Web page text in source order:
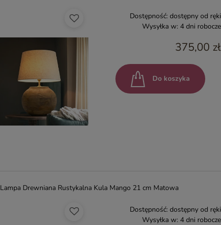
Dostępność: dostępny od ręki
Wysyłka w: 4 dni robocze
375,00 zł
Do koszyka
Lampa Drewniana Rustykalna Kula Mango 21 cm Matowa
Dostępność: dostępny od ręki
Wysyłka w: 4 dni robocze